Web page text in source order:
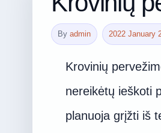
By admin 2022 January
Krovinių
nereikėtų ieškoti
planuoja grįžti iš